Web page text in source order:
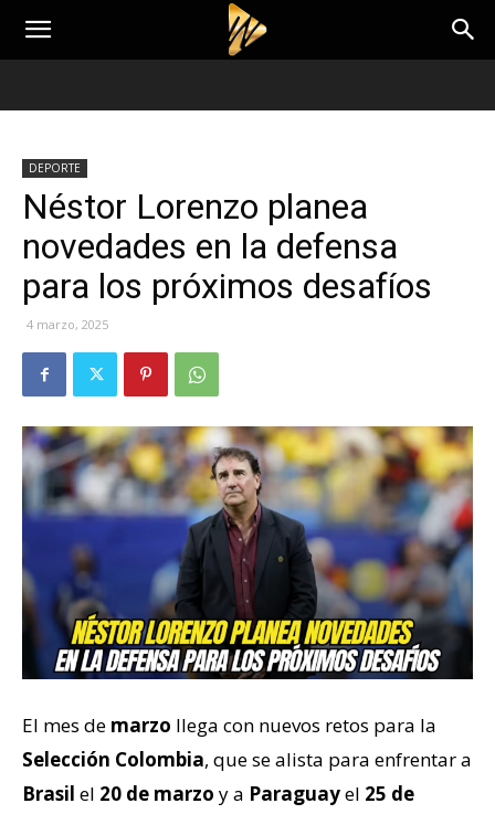
DEPORTE
Néstor Lorenzo planea
novedades en la defensa
para los próximos desafíos
4 marzo, 2025
El mes de marzo llega con nuevos retos para la
Selección Colombia, que se alista para enfrentar a
Brasil el 20 de marzo y a Paraguayel 25 de